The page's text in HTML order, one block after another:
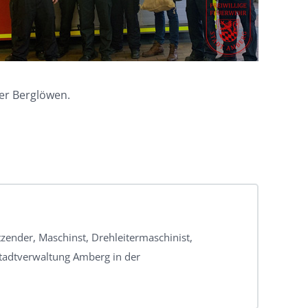
Berglöwen.
Maschinst, Drehleitermaschinist,
Amberg in der